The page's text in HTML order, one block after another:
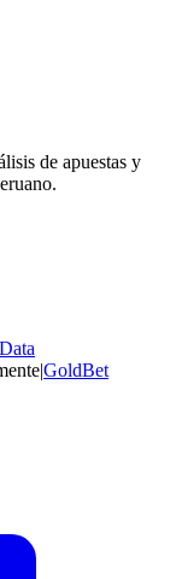
de apuestas y
|GoldBet